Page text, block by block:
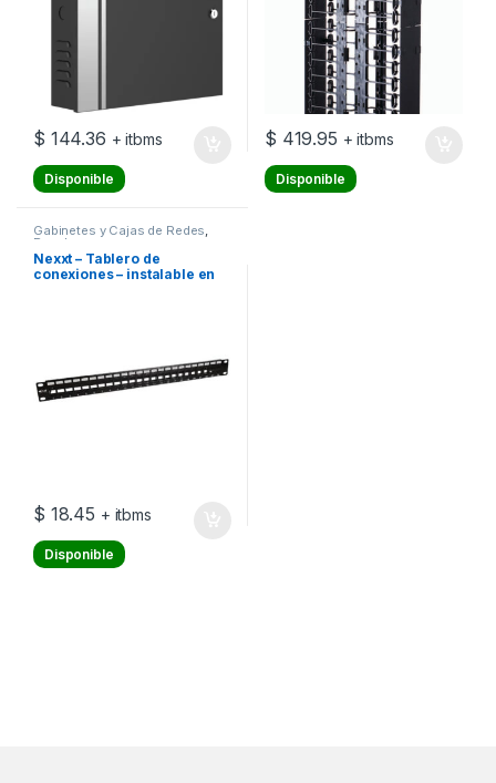
$ 144.36 + itbms
Disponible
$ 419.95 + itbms
Disponible
Gabinetes y Cajas de Redes,
Paneles
Nexxt – Tablero de
conexiones – instalable en
$ 18.45 + itbms
Disponible